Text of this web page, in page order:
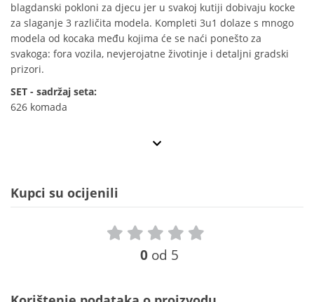
blagdanski pokloni za djecu jer u svakoj kutiji dobivaju kocke
za slaganje 3 različita modela. Kompleti 3u1 dolaze s mnogo
modela od kocaka među kojima će se naći ponešto za
svakoga: fora vozila, nevjerojatne životinje i detaljni gradski
prizori.
SET - sadržaj seta:
626 komada
Kupci su ocijenili
0 od 5